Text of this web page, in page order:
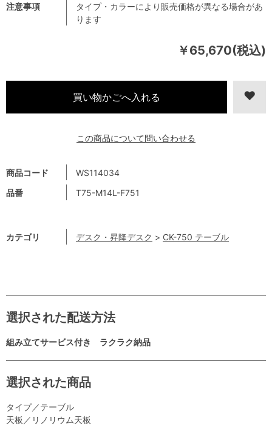
￥65,670(税込)
商品コード
WS114034
品番
T75-M14L-F751
カテゴリ デスク・昇降デスク > CK-750 テーブル
注意事項
タイプ・カラーにより販売価格が異なる場合があ
ります
この商品について問い合わせる
選択された配送方法
組み立てサービス付き ラクラク納品
選択された商品
タイプ／テーブル
天板／リノリウム天板